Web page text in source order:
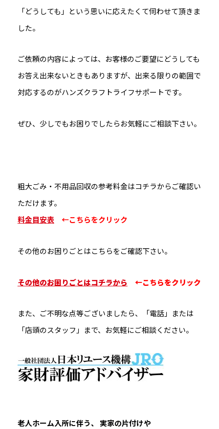
「どうしても」という思いに応えたくて伺わせて頂きま
した。
ご依頼の内容によっては、お客様のご要望にどうしても
お答え出来ないときもありますが、出来る限りの範囲で
対応するのがハンズクラフトライフサポートです。
ぜひ、少しでもお困りでしたらお気軽にご相談下さい。
粗大ごみ・不用品回収の参考料金はコチラからご確認い
ただけます。
料金目安表
←こちらをクリック
その他のお困りごとはこちらをご確認下さい。
その他のお困りごとはコチラから ←こちらをクリック
また、ご不明な点等ございましたら、「電話」または
「店頭のスタッフ」まで、お気軽にご相談ください。
老人ホーム入所に伴う、 実家の片付けや